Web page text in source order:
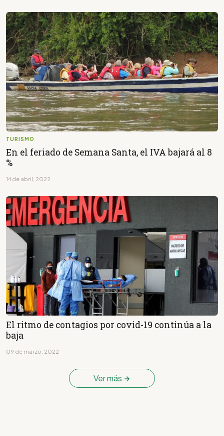
TURISMO
En el feriado de Semana Santa, el IVA bajará al 8
%
14 de abril, 2022
El ritmo de contagios por covid-19 continúa a la
baja
09 de marzo, 2022
Ver más